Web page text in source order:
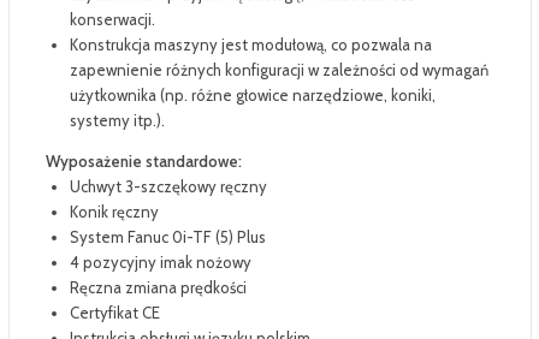
konserwacji.
Konstrukcja maszyny jest modułową, co pozwala na
zapewnienie różnych konfiguracji w zależności od wymagań
użytkownika (np. różne głowice narzędziowe, koniki,
systemy itp.).
Wyposażenie standardowe:
Uchwyt 3-szczękowy ręczny
Konik ręczny
System Fanuc 0i-TF (5) Plus
4 pozycyjny imak nożowy
Ręczna zmiana prędkości
Certyfikat CE